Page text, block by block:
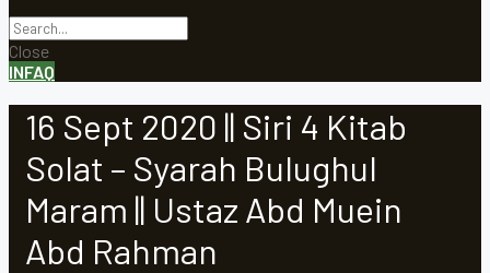
Close
INFAQ
16 Sept 2020 || Siri 4 Kitab
Solat – Syarah Bulughul
Maram || Ustaz Abd Muein
Abd Rahman